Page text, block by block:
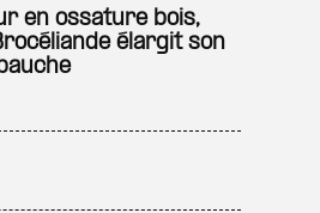
sélection
en ossature bois,
élargit son